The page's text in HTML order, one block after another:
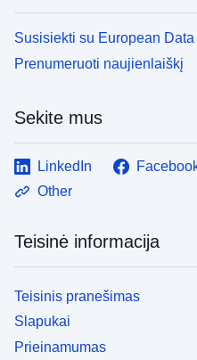
Susisiekti su European
Prenumeruoti naujienlaiškį
Sekite mus
LinkedIn
Other
Teisinė informacija
Teisinis pranešimas
Slapukai
Prieinamumas